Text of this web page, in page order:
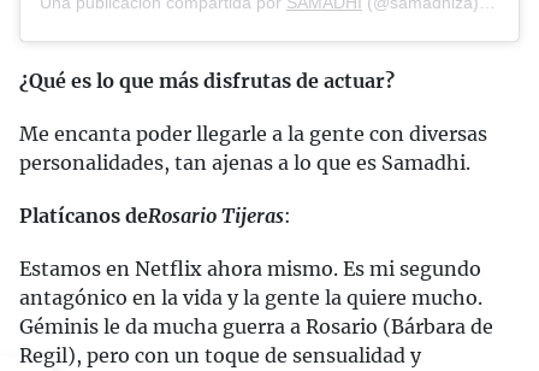
¿Qué es lo que más disfrutas de actuar?
Me encanta poder llegarle a la gente con diversas
personalidades, tan ajenas a lo que es Samadhi.
Platícanos deRosario Tijeras:
Estamos en Netflix ahora mismo. Es mi segundo
antagónico en la vida y la gente la quiere mucho.
Géminis le da mucha guerra a Rosario (Bárbara de
Regil), pero con un toque de sensualidad y